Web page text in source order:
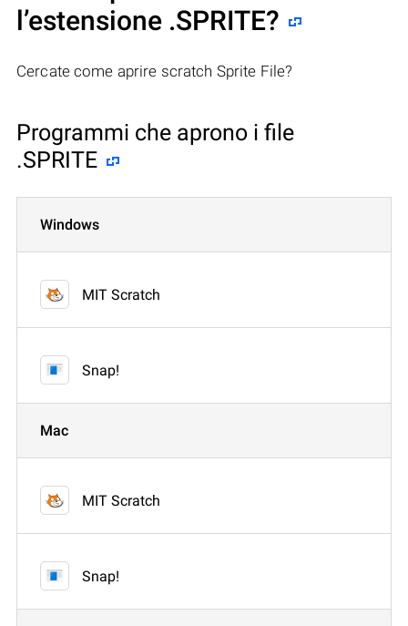
l’estensione .SPRITE?
Cercate come aprire scratch Sprite File?
Programmi che aprono i file
.SPRITE
Windows
MIT Scratch
Snap!
Mac
MIT Scratch
Snap!